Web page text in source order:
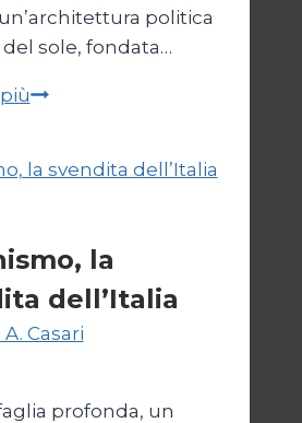
politica
sole, fondata…
I
la
dell’Italia
Casari
profonda, un